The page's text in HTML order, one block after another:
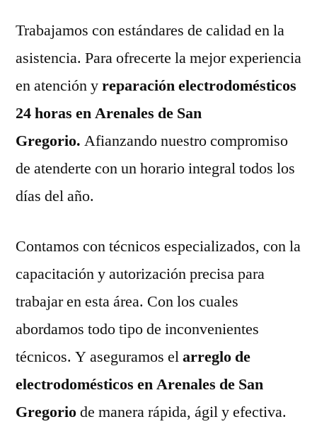
Trabajamos con estándares de calidad en la
asistencia. Para ofrecerte la mejor experiencia
en atención yreparación electrodomésticos
24 horas en Arenales de San
Gregorio. Afianzando nuestro compromiso
de atenderte con un horario integral todos los
días del año.
Contamos con técnicos especializados, con la
capacitación y autorización precisa para
trabajar en esta área. Con los cuales
abordamos todo tipo de inconvenientes
técnicos. Y aseguramos elarreglo de
electrodomésticos en Arenales de San
Gregoriode manera rápida, ágil y efectiva.